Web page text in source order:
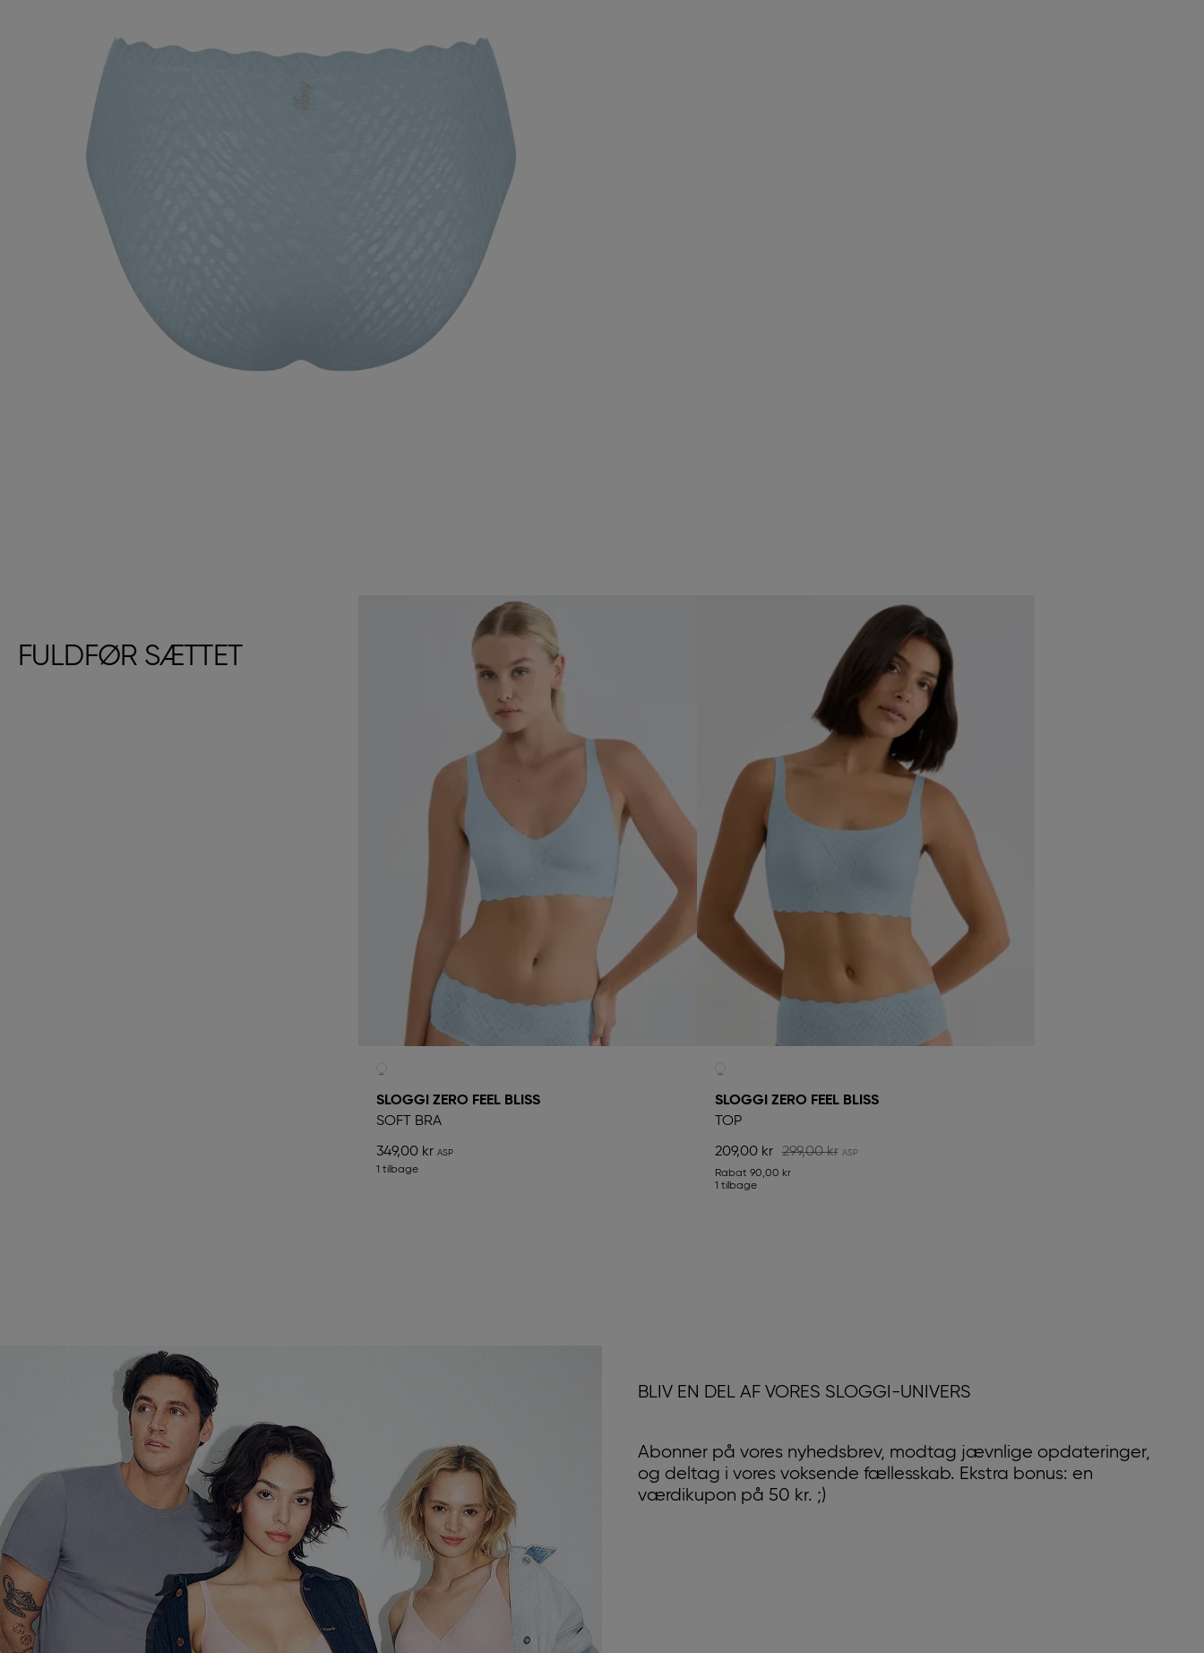
FULDFØR SÆTTET
SLOGGI ZERO FEEL BLISS
SOFT BRA
349,00 kr
1 tilbage
SLOGGI ZERO FEEL BLISS
TOP
209,00 kr 299,00 kr
Rabat 90,00 kr
1 tilbage
BLIV EN DEL AF VORES SLOGGI-UNIVERS
Abonner på vores nyhedsbrev, modtag jævnlige opdateringer,
og deltag i vores voksende fællesskab. Ekstra bonus: en
værdikupon på 50 kr. ;)